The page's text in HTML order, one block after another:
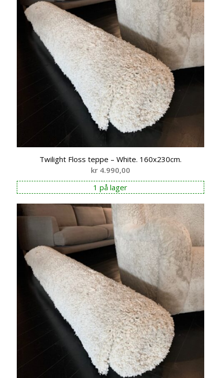
Twilight Floss teppe – White. 160x230cm.
kr4.990,00
1 på lager